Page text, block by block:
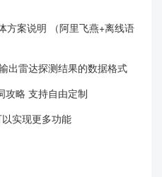
方案说明 （阿里飞燕+离线语
出雷达探测结果的数据格式
攻略 支持自由定制
实现更多功能